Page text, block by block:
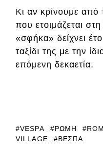
Κι αν κρίνουμε από
που ετοιμάζεται
«σφήκα» δείχνει
ταξίδι της με την
επόμενη δεκαετία.
VESPA ΡΏΜΗ
VILLAGE
ΒΈΣΠΑ